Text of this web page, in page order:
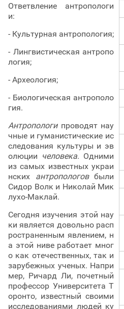
Ответвление антропологи
и:
- Культурная антропология;
- Лингвистическая антропо
логия;
- Археология;
- Биологическая антрополо
гия.
Антропологи проводят нау
чные и гуманистические ис
следования культуры и эв
олюции человека. Одними
из самых известных украи
нских антропологовбыли
Сидор Волк и Николай Мик
лухо-Маклай.
Сегодня изучения этой нау
ки является довольно расп
ространенным явлением, н
а этой ниве работает мног
о как отечественных, так и
зарубежных ученых. Напри
мер, Ричард Ли, почетный
профессор Университета Т
оронто, известный своими
исследованиями людей ку